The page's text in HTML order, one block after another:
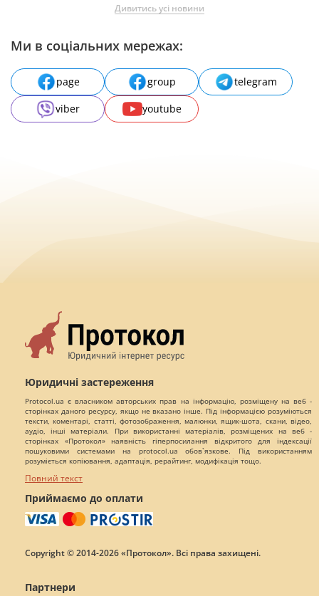
Дивитись усі новини
Ми в соціальних мережах:
page group
telegram
viber
youtube
Юридичні застереження
Protocol.ua є власником авторських прав на інформацію, розміщену на веб -
сторінках даного ресурсу, якщо не вказано інше. Під інформацією розуміються
тексти, коментарі, статті, фотозображення, малюнки, ящик-шота, скани, відео,
аудіо, інші матеріали. При використанні матеріалів, розміщених на веб -
сторінках «Протокол» наявність гіперпосилання відкритого для індексації
пошуковими системами на protocol.ua обов`язкове. Під використанням
розуміється копіювання, адаптація, рерайтинг, модифікація тощо.
Повний текст
Приймаємо до оплати
Copyright © 2014-2026 «Протокол». Всі права захищені.
Партнери